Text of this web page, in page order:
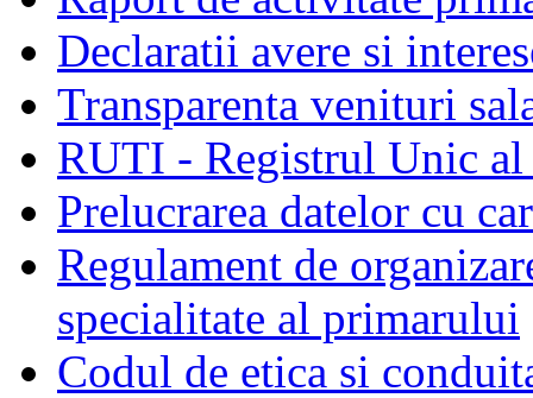
Declaratii avere si
Transparenta venituri
RUTI - Registrul Unic al
Prelucrarea datelor cu
Regulament de
specialitate al primarului
Codul de etica si